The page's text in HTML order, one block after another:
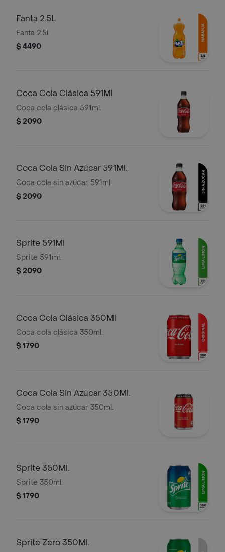
Fanta 2.5L
Fanta 2.5l.
$ 4490
Coca Cola Clásica 591Ml
Coca cola clásica 591ml.
$ 2090
Coca Cola Sin Azúcar 591Ml.
Coca cola sin azúcar 591ml.
$ 2090
Sprite 591Ml
Sprite 591ml.
$ 2090
Coca Cola Clásica 350Ml
Coca cola clásica 350ml.
$ 1790
Coca Cola Sin Azúcar 350Ml.
Coca cola sin azúcar 350ml.
$ 1790
Sprite 350Ml.
Sprite 350ml.
$ 1790
Sprite Zero 350Ml.